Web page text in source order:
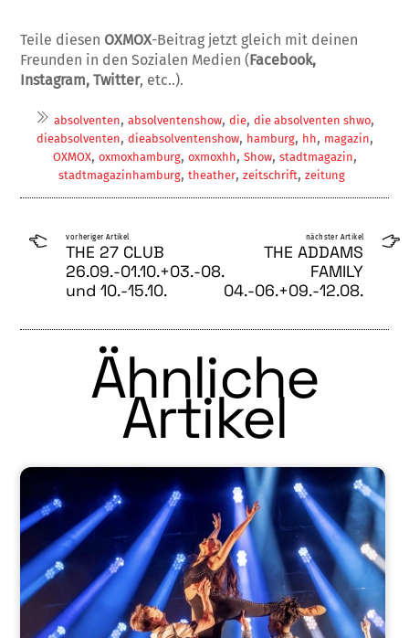
Teile diesen OXMOX-Beitrag jetzt gleich mit deinen
Freunden in den Sozialen Medien (Facebook,
Instagram, Twitter, etc..).
absolventen, absolventenshow, die, die absolventen shwo,
dieabsolventen, dieabsolventenshow, hamburg, hh, magazin,
OXMOX, oxmoxhamburg, oxmoxhh, Show, stadtmagazin,
stadtmagazinhamburg, theather, zeitschrift, zeitung
vorheriger Artikel
THE 27 CLUB
26.09.-01.10.+03.-08.
und 10.-15.10.
nächster Artikel
THE ADDAMS
FAMILY
04.-06.+09.-12.08.
Ähnliche
Artikel